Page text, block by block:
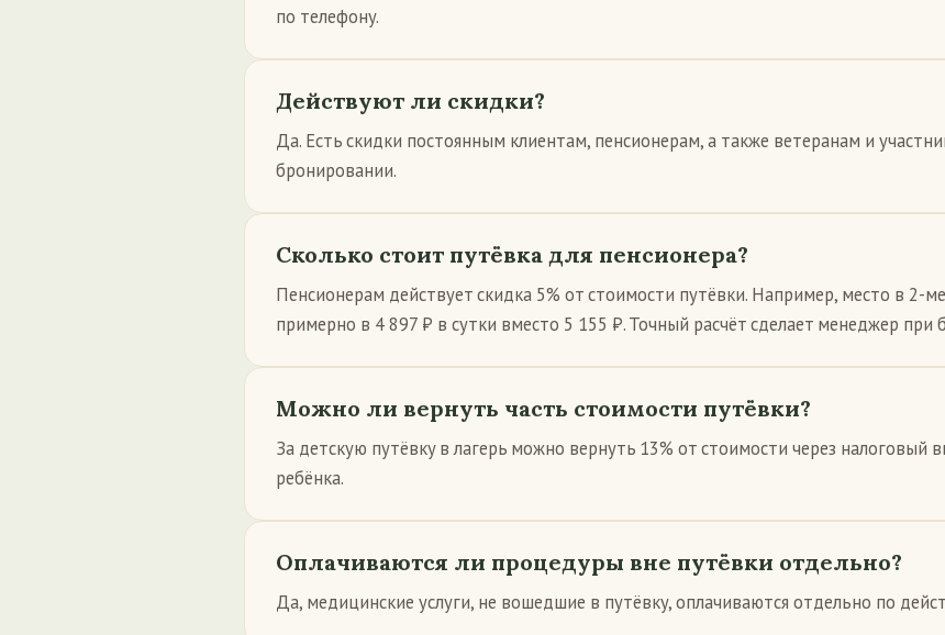
по телефону.
Действуют ли скидки?
Да. Есть скидки постоянным клиентам, пенсионерам, а также ветеранам и
бронировании.
Сколько стоит путёвка для пенсионера?
Пенсионерам действует скидка 5% от стоимости путёвки. Например, место в 2-
примерно в 4 897 ₽ в сутки вместо 5 155 ₽. Точный расчёт сделает менеджер при
Можно ли вернуть часть стоимости путёвки?
За детскую путёвку в лагерь можно вернуть 13% от стоимости через налоговый
ребёнка.
Оплачиваются ли процедуры вне путёвки отдельно?
Да, медицинские услуги, не вошедшие в путёвку, оплачиваются отдельно по